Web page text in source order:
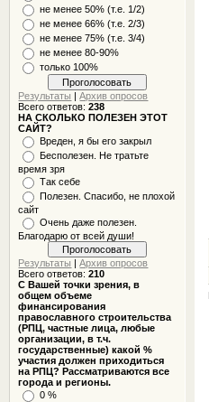
не менее 50% (т.е. 1/2)
не менее 66% (т.е. 2/3)
не менее 75% (т.е. 3/4)
не менее 80-90%
только 100%
Результаты |Архив опросов
Всего ответов:238
НА СКОЛЬКО ПОЛЕЗЕН ЭТОТ
САЙТ?
Вреден, я бы его закрыл
Бесполезен. Не тратьте
время зря
Так себе
Полезен. Спасибо, не плохой
сайт
Очень даже полезен.
Благодарю от всей души!
Результаты |Архив опросов
Всего ответов:210
С Вашей точки зрения, в
общем объеме
финансирования
православного строительства
(РПЦ, частные лица, любые
организации, в т.ч.
государственные) какой %
участия должен приходиться
на РПЦ? Рассматриваются все
города и регионы.
0 %